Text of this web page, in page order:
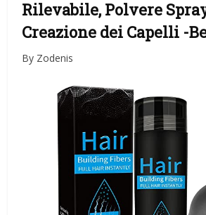
Rilevabile, Polvere
Creazione dei Capelli -
By Zodenis